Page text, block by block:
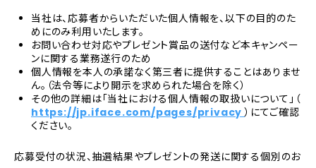
当社は、応募者からいただいた個人情報を、以下の目的のた
めにのみ利用いたします。
お問い合わせ対応やプレゼント賞品の送付など本キャンペー
ンに関する業務遂行のため
個人情報を本人の承諾なく第三者に提供することはありませ
ん。（法令等により開示を求められた場合を除く）
その他の詳細は「当社における個人情報の取扱いについて」（
https://jp.iface.com/pages/privacy）にてご確認
ください。
応募受付の状況、抽選結果やプレゼントの発送に関する個別のお